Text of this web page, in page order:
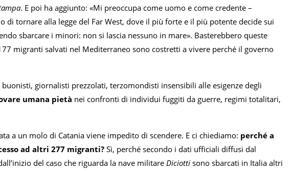
. E poi ha aggiunto: «Mi preoccupa come uomo e come credente –
tornare alla legge del Far West, dove il più forte e il più potente decide sui
sbarcare i minori: non si lascia nessuno in mare». Basterebbero queste
migranti salvati nel Mediterraneo sono costretti a vivere perché il governo
giornalisti prezzolati, terzomondisti insensibili alle esigenze degli
umana pietà nei confronti di individui fuggiti da guerre, regimi totalitari,
a un molo di Catania viene impedito di scendere. E ci chiediamo: perché a
ad altri 277 migranti? Sì, perché secondo i dati ufficiali diffusi dal
del caso che riguarda la nave militare Diciotti sono sbarcati in Italia altri